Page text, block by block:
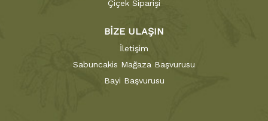
Çiçek Siparişi
BİZE ULAŞIN
İletişim
Sabuncakis Mağaza Başvurusu
Bayi Başvurusu